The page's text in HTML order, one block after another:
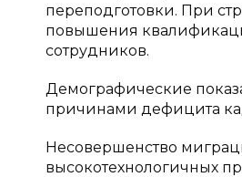
переподготовки. При
повышения
сотрудников.
Демографические
причинами дефицита
Несовершенство
высокотехнологичных